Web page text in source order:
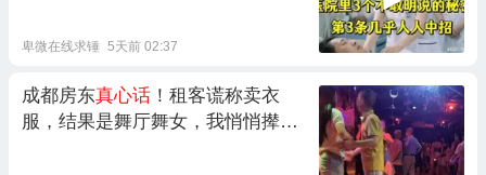
卑微在线求锤 5天前 02:37
成都房东真心话 ！租客谎称卖衣
服，结果是舞厅舞女，我悄悄撵她